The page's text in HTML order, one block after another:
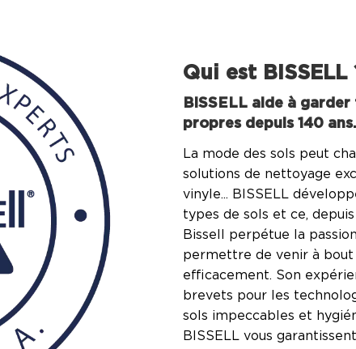
Qui est BISSELL
BISSELL aide à
propres depuis 140 ans.
La mode des sols peut
solutions de nettoyage
vinyle... BISSELL
types de sols et ce,
Bissell perpétue la
permettre de venir à bout
efficacement. Son
brevets pour les
sols impeccables et
BISSELL vous